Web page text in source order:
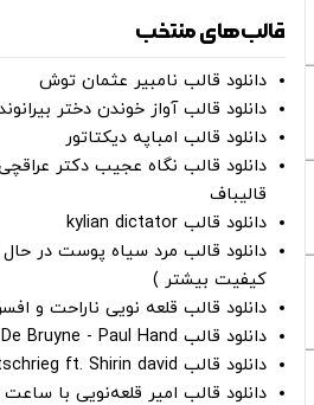
قالب‌های منتخب
دانلود قالب نامبیر عثمان ‌توش
دانلود قالب آواز خوندن دختر
دانلود قالب امباپه دیکتاتور
دانلود قالب نگاه عجیب دکتر
قالیباف
دانلود قالب kylian dictator
کیفیت بیشتر )
دانلود قالب قلعه نویی ناراحت و
دانلود قالب Oh Kevin De Bruyne - Paul Hand
دانلود قالب Gut Genug - kitschrieg ft. Shirin david
دانلود قالب امیر قلعه‌نویی با